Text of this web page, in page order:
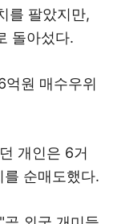
를 팔았지만,
돌아섰다.
원 매수우위
개인은 6거
를 순매도했다.